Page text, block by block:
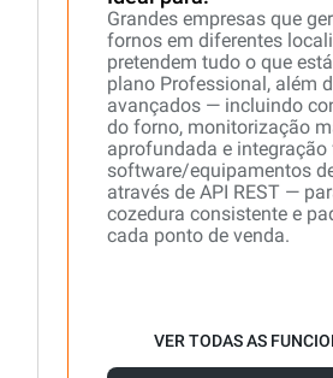
Grandes empresas que
fornos em diferentes
pretendem tudo o que
plano Professional, além
avançados — incluindo
do forno, monitorização
aprofundada e
software/equipamentos
através de API REST —
cozedura consistente e
cada ponto de venda.
VER TODAS AS